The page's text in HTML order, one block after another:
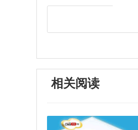
相关阅读